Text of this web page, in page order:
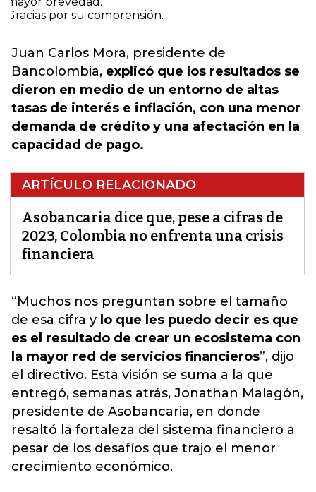
Juan Carlos Mora, presidente de
Bancolombia, explicó que los resultados se
dieron en medio de un entorno de altas
tasas de interés e inflación, con una menor
demanda de crédito y una afectación en la
capacidad de pago.
ARTÍCULO RELACIONADO
Asobancaria dice que, pese a cifras de
2023, Colombia no enfrenta una crisis
financiera
“Muchos nos preguntan sobre el tamaño
de esa cifra y lo que les puedo decir es que
es el resultado de crear un ecosistema con
la mayor red de servicios financieros”, dijo
el directivo. Esta visión se suma a la que
entregó, semanas atrás, Jonathan Malagón,
presidente de Asobancaria, en donde
resaltó la fortaleza del sistema financiero a
pesar de los desafíos que trajo el menor
crecimiento económico.